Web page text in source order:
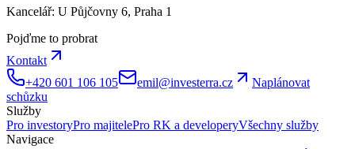
Kancelář: U Půjčovny 6, Praha 1
Pojďme to probrat
Kontakt
+420 601 106 105
emil@investerra.cz
Naplánovat
schůzku
Služby
Pro investoryPro majitelePro RK a developeryVšechny služby
Navigace